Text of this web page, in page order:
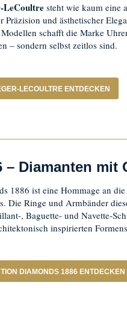
LeCoultresteht wie kaum eine
Präzision und ästhetischer
schafft die Marke
– sondern selbst zeitlos sind.
LECOULTRE ENTDECKEN
– Diamanten mit
1886 ist eine Hommage an
Die Ringe und Armbänder
, Baguette- und Navette-
inspirierten
DIAMONDS 1886 ENTDECKEN